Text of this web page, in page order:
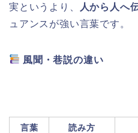
実というより、
人から人へ
ュアンスが強い言葉です。
風聞・巷説の違い
言葉 読み方